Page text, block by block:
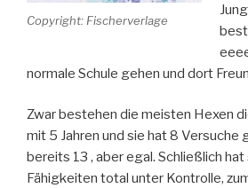
Copyright: Fischerverlage
normale Schule gehen und dort
Zwar bestehen die meisten Hexen
mit 5 Jahren und sie hat 8 Versuche
bereits 13 , aber egal. Schließlich
Fähigkeiten total unter Kontrolle,